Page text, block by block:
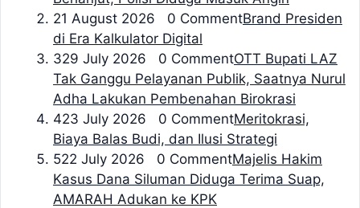
21 August 2026 0 CommentBrand Presiden
di Era Kalkulator Digital
329 July 2026 0 CommentOTT Bupati LAZ
Tak Ganggu Pelayanan Publik, Saatnya Nurul
Adha Lakukan Pembenahan Birokrasi
423 July 2026 0 CommentMeritokrasi,
Biaya Balas Budi, dan Ilusi Strategi
522 July 2026 0 CommentMajelis Hakim
Kasus Dana Siluman Diduga Terima Suap,
AMARAH Adukan ke KPK